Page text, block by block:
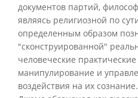
документов партий,
являясь религиозной по
определенным образом
"сконструированной"
человеческие
манипулирование и
воздействия на их